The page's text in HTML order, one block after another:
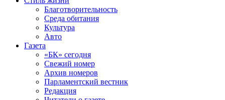
Благотворительность
Среда обитания
Культура
Авто
Газета
«БК» сегодня
Свежий номер
Архив номеров
Парламентский вестник
Редакция